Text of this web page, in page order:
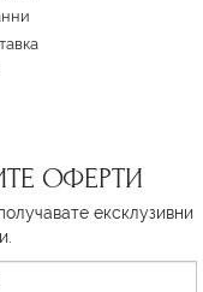
ОФЕРТИ
ексклузивни